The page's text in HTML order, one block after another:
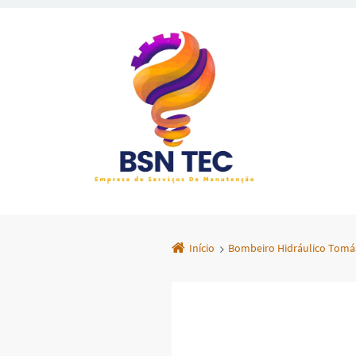
Início Bombeiro Hidráulico